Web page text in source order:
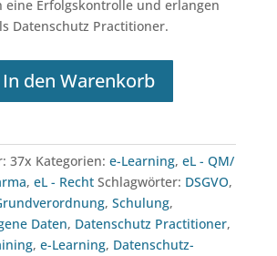
eine Erfolgskontrolle und erlangen
Datenschutz Practitioner.
In den Warenkorb
37x Kategorien: e-Learning, eL - QM/
, eL - Recht Schlagwörter: DSGVO,
, Schulung,
Daten, Datenschutz Practitioner,
, e-Learning, Datenschutz-